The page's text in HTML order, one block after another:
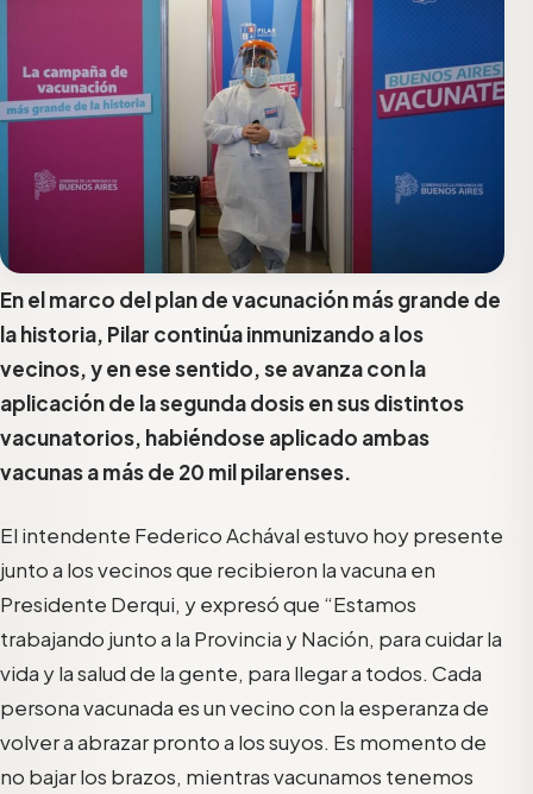
En el marco del plan de vacunación más grande de
la historia, Pilar continúa inmunizando a los
vecinos, y en ese sentido, se avanza con la
aplicación de la segunda dosis en sus distintos
vacunatorios, habiéndose aplicado ambas
vacunas a más de 20 mil pilarenses.
El intendente Federico Achával estuvo hoy presente
junto a los vecinos que recibieron la vacuna en
Presidente Derqui, y expresó que “Estamos
trabajando junto a la Provincia y Nación, para cuidar la
vida y la salud de la gente, para llegar a todos. Cada
persona vacunada es un vecino con la esperanza de
volver a abrazar pronto a los suyos. Es momento de
no bajar los brazos, mientras vacunamos tenemos